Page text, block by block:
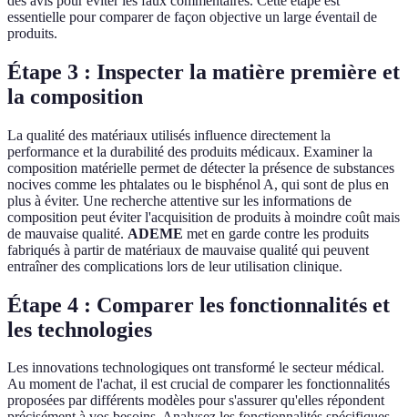
essentielle pour comparer de façon objective un large éventail de
produits.
Étape 3 : Inspecter la matière première et
la composition
La qualité des matériaux utilisés influence directement la
performance et la durabilité des produits médicaux. Examiner la
composition matérielle permet de détecter la présence de substances
nocives comme les phtalates ou le bisphénol A, qui sont de plus en
plus à éviter. Une recherche attentive sur les informations de
composition peut éviter l'acquisition de produits à moindre coût mais
de mauvaise qualité. ADEME met en garde contre les produits
fabriqués à partir de matériaux de mauvaise qualité qui peuvent
entraîner des complications lors de leur utilisation clinique.
Étape 4 : Comparer les fonctionnalités et
les technologies
Les innovations technologiques ont transformé le secteur médical.
Au moment de l'achat, il est crucial de comparer les fonctionnalités
proposées par différents modèles pour s'assurer qu'elles répondent